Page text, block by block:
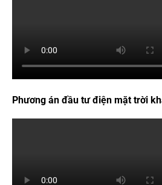
Phương án đầu tư điện mặt trời